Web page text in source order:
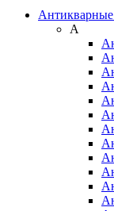
Антикварные
А